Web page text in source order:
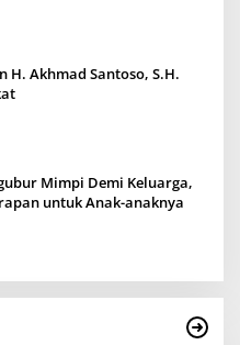
H. Akhmad Santoso, S.H.
Mimpi Demi Keluarga,
untuk Anak-anaknya